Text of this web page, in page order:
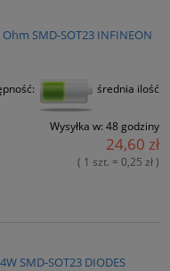
SMD-SOT23 INFINEON
średnia ilość
Wysyłka w: 48 godziny
24,60 zł
( 1 szt. = 0,25 zł )
SMD-SOT23 DIODES